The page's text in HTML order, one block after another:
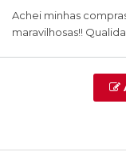
Achei minhas
maravilhosas!!